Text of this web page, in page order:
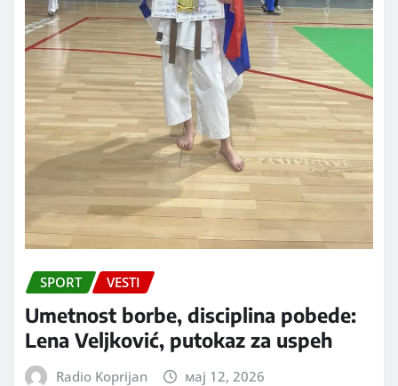
SPORT VESTI
Umetnost borbe, disciplina pobede:
Lena Veljković, putokaz za uspeh
Radio Koprijan мај 12, 2026